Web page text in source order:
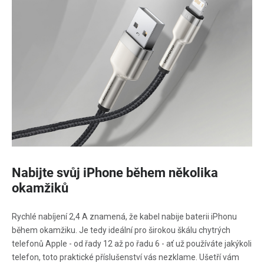
Nabijte svůj iPhone během několika
okamžiků
Rychlé nabíjení 2,4 A znamená, že kabel nabije baterii iPhonu
během okamžiku. Je tedy ideální pro širokou škálu chytrých
telefonů Apple - od řady 12 až po řadu 6 - ať už používáte jakýkoli
telefon, toto praktické příslušenství vás nezklame. Ušetří vám